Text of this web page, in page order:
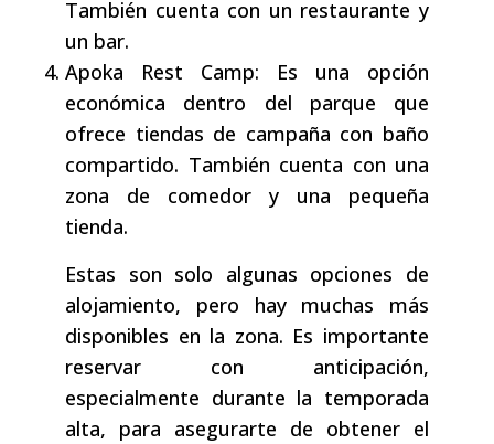
También cuenta con un restaurante y
un bar.
Apoka Rest Camp: Es una opción
económica dentro del parque que
ofrece tiendas de campaña con baño
compartido. También cuenta con una
zona de comedor y una pequeña
tienda.
Estas son solo algunas opciones de
alojamiento, pero hay muchas más
disponibles en la zona. Es importante
reservar con anticipación,
especialmente durante la temporada
alta, para asegurarte de obtener el